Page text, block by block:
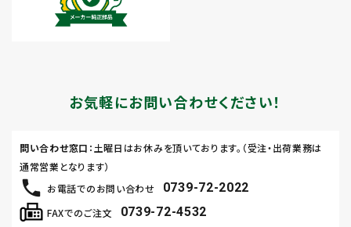
お気軽にお問い合わせください！
お電話でのお問い合わせ 0739-72-2022
FAXでのご注文 0739-72-4532
問い合わせ窓口 ：土曜日はお休みを頂いております。（受注・出荷業務は
通常営業となります）